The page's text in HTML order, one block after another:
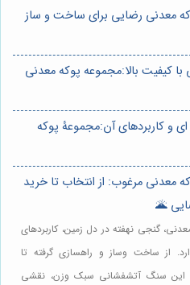
معدنی رضایی برای ساخت و ساز
کیفیت بالا:مجموعه پوکه معدنی
و کاربردهای آن:مجموعۀ پوکه
معدنی مرغوب: از انتخاب تا خرید
🌋
گنجی نهفته در دل زمین، کاربردهای
از ساخت وساز و راهسازی گرفته تا
این سنگ آتشفشانی سبک وزن، نقشی